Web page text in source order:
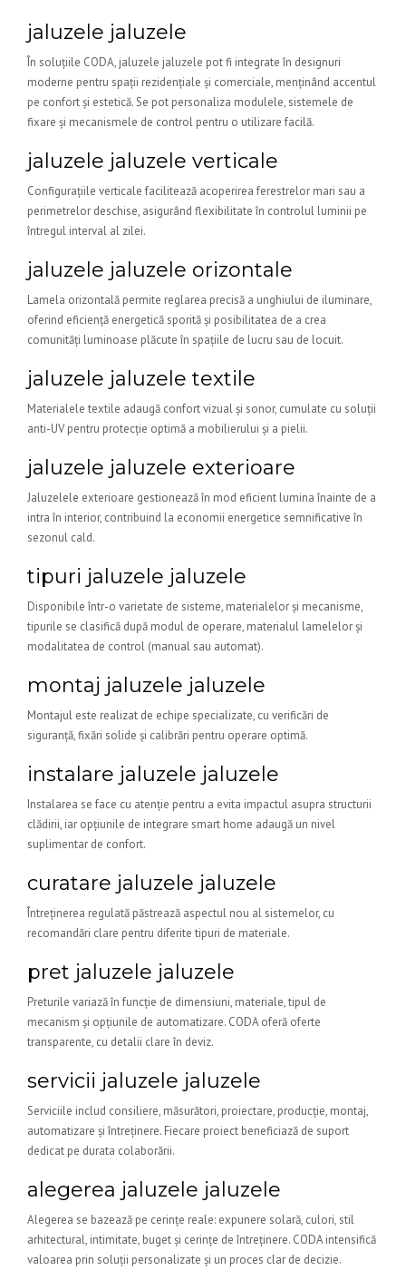
jaluzele jaluzele
În soluțiile CODA, jaluzele jaluzele pot fi integrate în designuri
moderne pentru spații rezidențiale și comerciale, menținând accentul
pe confort și estetică. Se pot personaliza modulele, sistemele de
fixare și mecanismele de control pentru o utilizare facilă.
jaluzele jaluzele verticale
Configurațiile verticale facilitează acoperirea ferestrelor mari sau a
perimetrelor deschise, asigurând flexibilitate în controlul luminii pe
întregul interval al zilei.
jaluzele jaluzele orizontale
Lamela orizontală permite reglarea precisă a unghiului de iluminare,
oferind eficiență energetică sporită și posibilitatea de a crea
comunități luminoase plăcute în spațiile de lucru sau de locuit.
jaluzele jaluzele textile
Materialele textile adaugă confort vizual și sonor, cumulate cu soluții
anti-UV pentru protecție optimă a mobilierului și a pielii.
jaluzele jaluzele exterioare
Jaluzelele exterioare gestionează în mod eficient lumina înainte de a
intra în interior, contribuind la economii energetice semnificative în
sezonul cald.
tipuri jaluzele jaluzele
Disponibile într-o varietate de sisteme, materialelor și mecanisme,
tipurile se clasifică după modul de operare, materialul lamelelor și
modalitatea de control (manual sau automat).
montaj jaluzele jaluzele
Montajul este realizat de echipe specializate, cu verificări de
siguranță, fixări solide și calibrări pentru operare optimă.
instalare jaluzele jaluzele
Instalarea se face cu atenție pentru a evita impactul asupra structurii
clădirii, iar opțiunile de integrare smart home adaugă un nivel
suplimentar de confort.
curatare jaluzele jaluzele
Întreținerea regulată păstrează aspectul nou al sistemelor, cu
recomandări clare pentru diferite tipuri de materiale.
pret jaluzele jaluzele
Preturile variază în funcție de dimensiuni, materiale, tipul de
mecanism și opțiunile de automatizare. CODA oferă oferte
transparente, cu detalii clare în deviz.
servicii jaluzele jaluzele
Serviciile includ consiliere, măsurători, proiectare, producție, montaj,
automatizare și întreținere. Fiecare proiect beneficiază de suport
dedicat pe durata colaborării.
alegerea jaluzele jaluzele
Alegerea se bazează pe cerințe reale: expunere solară, culori, stil
arhitectural, intimitate, buget și cerințe de întreținere. CODA intensifică
valoarea prin soluții personalizate și un proces clar de decizie.